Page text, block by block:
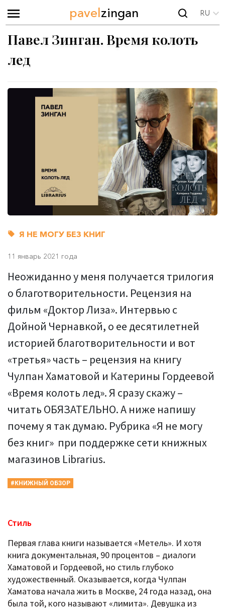
pavelzingan RU
Я НЕ МОГУ БЕЗ КНИГ
11 январь 2021 года
Павел Зинган. Время колоть
лед
Неожиданно у меня получается трилогия
о благотворительности. Рецензия на
фильм «Доктор Лиза». Интервью с
Дойной Чернавкой, о ее десятилетней
историей благотворительности и вот
«третья» часть – рецензия на книгу
Чулпан Хаматовой и Катерины Гордеевой
«Время колоть лед». Я сразу скажу –
читать ОБЯЗАТЕЛЬНО. А ниже напишу
почему я так думаю. Рубрика «Я не могу
без книг» при поддержке сети книжных
магазинов Librarius.
#КНИЖНЫЙ ОБЗОР
Стиль
Первая глава книги называется «Метель». И хотя
книга документальная, 90 процентов – диалоги
Хаматовой и Гордеевой, но стиль глубоко
художественный. Оказывается, когда Чулпан
Хаматова начала жить в Москве, 24 года назад, она
была той, кого называют «лимита». Девушка из